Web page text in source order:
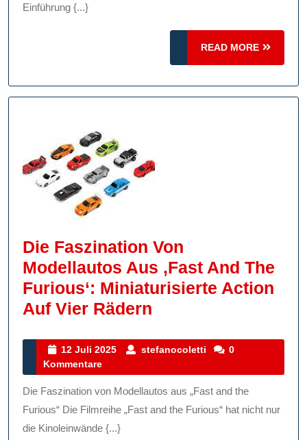
Car
Einführung {...}
READ MORE
READ
MORE
Die Faszination Von
Modellautos Aus ‚Fast And The
Furious‘: Miniaturisierte Action
Auf Vier Rädern
Von
Aus
‚Fast
12 Juli 2025
12
2025
stefanocoletti stefanocoletti
0
Kommentare
Die Faszination von Modellautos aus „Fast and the
Furious“ Die Filmreihe „Fast and the Furious“ hat nicht nur
die Kinoleinwände {...}